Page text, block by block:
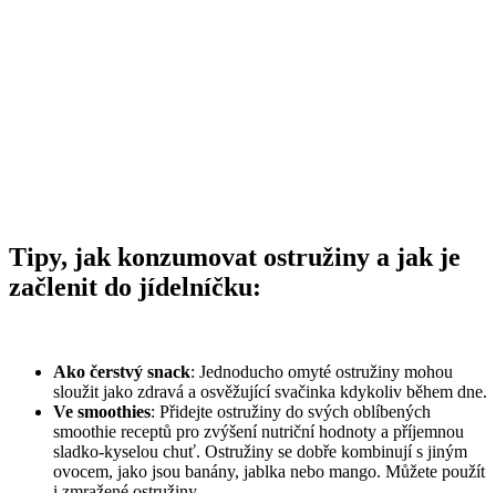
Tipy, jak konzumovat ostružiny a jak je
začlenit do jídelníčku:
Ako čerstvý snack: Jednoducho omyté ostružiny mohou
sloužit jako zdravá a osvěžující svačinka kdykoliv během dne.
Ve smoothies: Přidejte ostružiny do svých oblíbených
smoothie receptů pro zvýšení nutriční hodnoty a příjemnou
sladko-kyselou chuť. Ostružiny se dobře kombinují s jiným
ovocem, jako jsou banány, jablka nebo mango. Můžete použít